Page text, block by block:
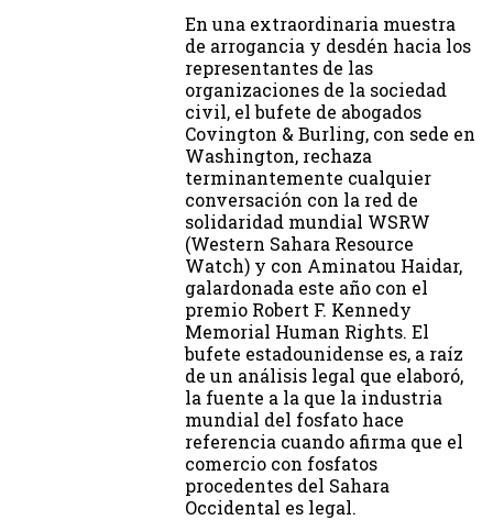
En una extraordinaria muestra
de arrogancia y desdén hacia los
representantes de las
organizaciones de la sociedad
civil, el bufete de abogados
Covington & Burling, con sede en
Washington, rechaza
terminantemente cualquier
conversación con la red de
solidaridad mundial WSRW
(Western Sahara Resource
Watch) y con Aminatou Haidar,
galardonada este año con el
premio Robert F. Kennedy
Memorial Human Rights. El
bufete estadounidense es, a raíz
de un análisis legal que elaboró,
la fuente a la que la industria
mundial del fosfato hace
referencia cuando afirma que el
comercio con fosfatos
procedentes del Sahara
Occidental es legal.